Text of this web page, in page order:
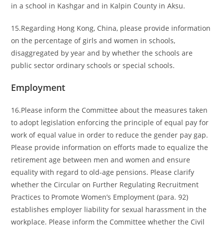
in a school in Kashgar and in Kalpin County in Aksu.
15.Regarding Hong Kong, China, please provide information
on the percentage of girls and women in schools,
disaggregated by year and by whether the schools are
public sector ordinary schools or special schools.
Employment
16.Please inform the Committee about the measures taken
to adopt legislation enforcing the principle of equal pay for
work of equal value in order to reduce the gender pay gap.
Please provide information on efforts made to equalize the
retirement age between men and women and ensure
equality with regard to old-age pensions. Please clarify
whether the Circular on Further Regulating Recruitment
Practices to Promote Women’s Employment (para. 92)
establishes employer liability for sexual harassment in the
workplace. Please inform the Committee whether the Civil